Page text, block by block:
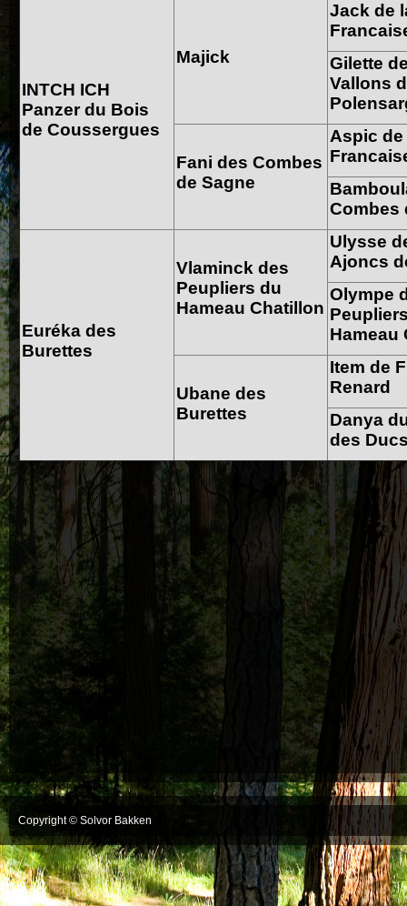
INTCH ICH
Panzer du Bois
de Coussergues
Majick
Jack de
Gilette
Vallons
Fani des Combes
de Sagne
Aspic
Combes
Euréka des
Burettes
Vlaminck des
Peupliers du
Hameau Chatillon
Ulysse
Ajoncs
Olympe
Hameau
Ubane des
Burettes
Item de
Renard
Danya
des
Copyright © Solvor Bakken